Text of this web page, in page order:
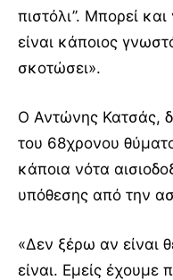
πιστόλι’’. Μπορεί
είναι κάποιος
σκοτώσει».
Ο Αντώνης Κατσάς,
του 68χρονου
κάποια νότα
υπόθεσης από την
«Δεν ξέρω αν είναι
είναι. Εμείς έχουμε